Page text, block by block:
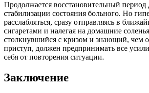
Продолжается восстановительный период
стабилизации состояния больного. Но
расслабляться, сразу отправляясь в
сигаретами и налегая на домашние
столкнувшийся с кризом и знающий, чем
приступ, должен предпринимать все
себя от повторения ситуации.
Заключение